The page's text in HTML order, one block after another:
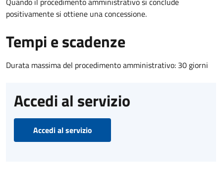
positivamente si ottiene una concessione.
Tempi e scadenze
Durata massima del procedimento amministrativo: 30 giorni
Accedi al servizio
Accedi al servizio